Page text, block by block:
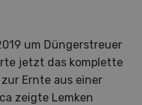
um Düngerstreuer
jetzt das komplette
Ernte aus einer
zeigte Lemken